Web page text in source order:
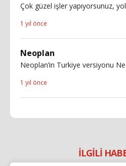
Çok güzel işler yapıyorsunuz,
1 yıl önce
Neoplan
Neoplan’in Turkiye versiyonu
1 yıl önce
İLGİLİ